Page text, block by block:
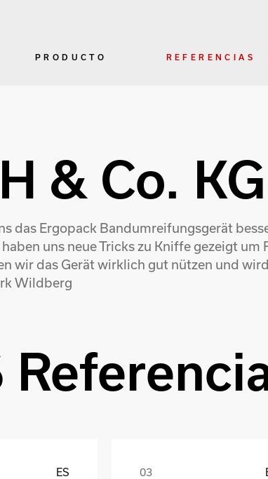
PRODUCTO REFERENCIAS
& Co. KG
das Ergopack Bandumreifungsgerät
uns neue Tricks zu Kniffe gezeigt um
wir das Gerät wirklich gut nützen und
Wildberg
ES